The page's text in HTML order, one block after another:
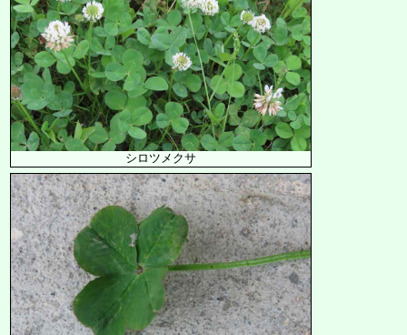
シロツメクサ